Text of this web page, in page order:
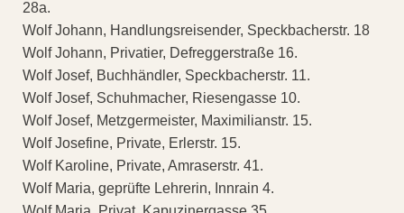
28a.
Wolf Johann, Handlungsreisender, Speckbacherstr. 18
Wolf Johann, Privatier, Defreggerstraße 16.
Wolf Josef, Buchhändler, Speckbacherstr. 11.
Wolf Josef, Schuhmacher, Riesengasse 10.
Wolf Josef, Metzgermeister, Maximilianstr. 15.
Wolf Josefine, Private, Erlerstr. 15.
Wolf Karoline, Private, Amraserstr. 41.
Wolf Maria, geprüfte Lehrerin, Innrain 4.